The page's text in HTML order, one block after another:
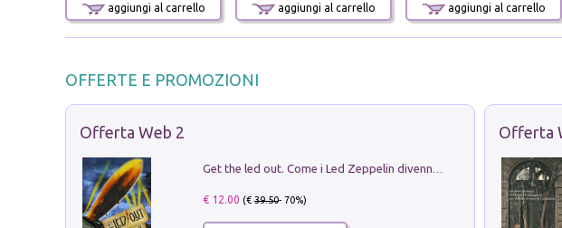
aggiungi al carrello aggiungi al carrello aggiungi al carrello
OFFERTE E PROMOZIONI
Offerta Web 2
€ 12.00 (€39.50- 70%)
Offerta